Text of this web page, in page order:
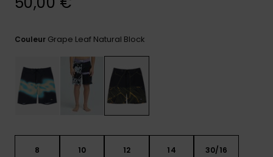
aux
les plus
fréquentes
et notre
formulaire
de
contact.
la FAQ
Couleur Grape Leaf Natural Block
8 10 12 14 30/16